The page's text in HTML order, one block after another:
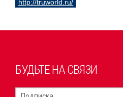
http://truworld.ru/
БУДЬТЕ НА СВЯЗИ